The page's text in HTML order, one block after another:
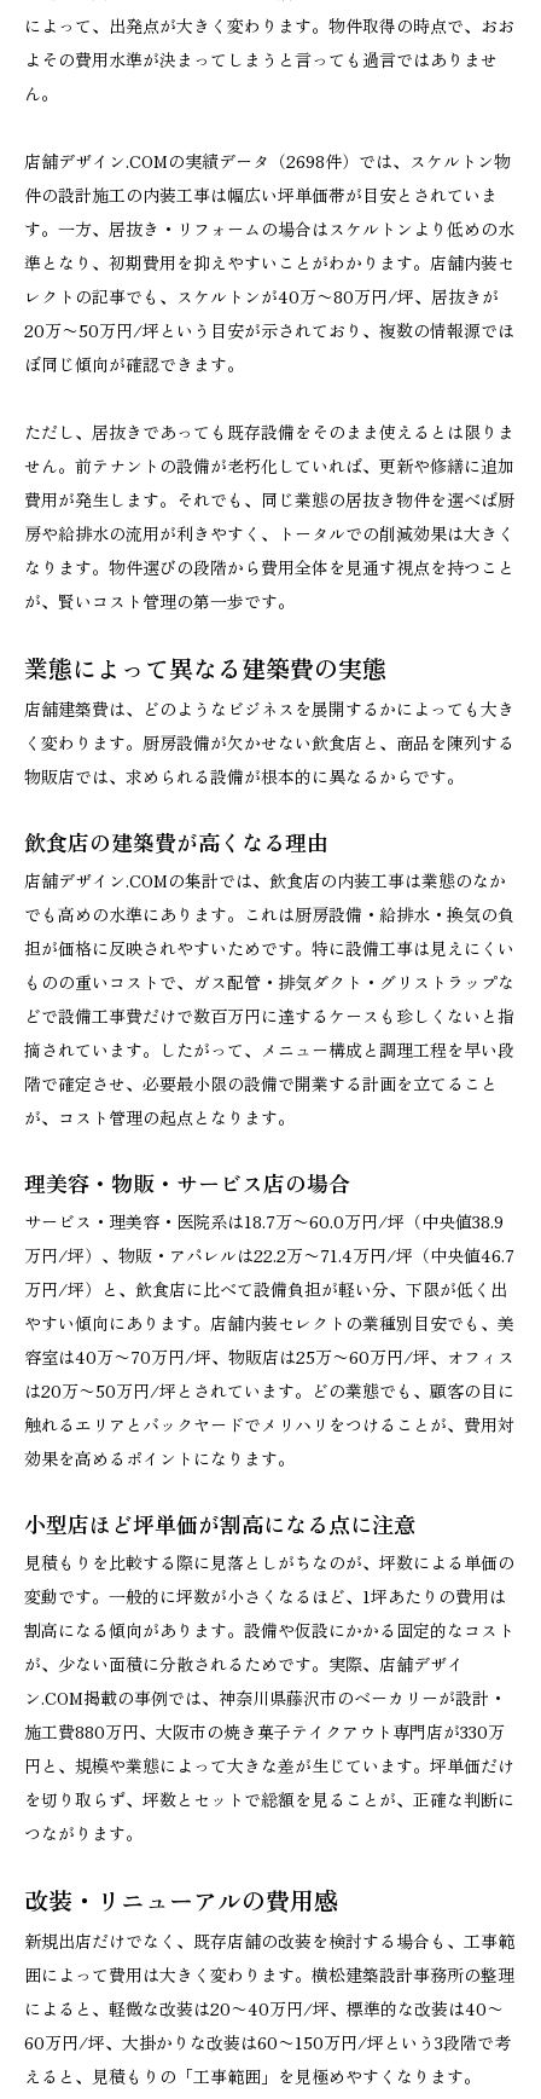
によって、出発点が大きく変わります。物件取得の時点で、おお
よその費用水準が決まってしまうと言っても過言ではありませ
ん。
店舗デザイン.COMの実績データ（2698件）では、スケルトン物
件の設計施工の内装工事は幅広い坪単価帯が目安とされていま
す。一方、居抜き・リフォームの場合はスケルトンより低めの水
準となり、初期費用を抑えやすいことがわかります。店舗内装セ
レクトの記事でも、スケルトンが40万〜80万円/坪、居抜きが
20万〜50万円/坪という目安が示されており、複数の情報源でほ
ぼ同じ傾向が確認できます。
ただし、居抜きであっても既存設備をそのまま使えるとは限りま
せん。前テナントの設備が老朽化していれば、更新や修繕に追加
費用が発生します。それでも、同じ業態の居抜き物件を選べば厨
房や給排水の流用が利きやすく、トータルでの削減効果は大きく
なります。物件選びの段階から費用全体を見通す視点を持つこと
が、賢いコスト管理の第一歩です。
業態によって異なる建築費の実態
店舗建築費は、どのようなビジネスを展開するかによっても大き
く変わります。厨房設備が欠かせない飲食店と、商品を陳列する
物販店では、求められる設備が根本的に異なるからです。
飲食店の建築費が高くなる理由
店舗デザイン.COMの集計では、飲食店の内装工事は業態のなか
でも高めの水準にあります。これは厨房設備・給排水・換気の負
担が価格に反映されやすいためです。特に設備工事は見えにくい
ものの重いコストで、ガス配管・排気ダクト・グリストラップな
どで設備工事費だけで数百万円に達するケースも珍しくないと指
摘されています。したがって、メニュー構成と調理工程を早い段
階で確定させ、必要最小限の設備で開業する計画を立てること
が、コスト管理の起点となります。
理美容・物販・サービス店の場合
サービス・理美容・医院系は18.7万〜60.0万円/坪（中央値38.9
万円/坪）、物販・アパレルは22.2万〜71.4万円/坪（中央値46.7
万円/坪）と、飲食店に比べて設備負担が軽い分、下限が低く出
やすい傾向にあります。店舗内装セレクトの業種別目安でも、美
容室は40万〜70万円/坪、物販店は25万〜60万円/坪、オフィス
は20万〜50万円/坪とされています。どの業態でも、顧客の目に
触れるエリアとバックヤードでメリハリをつけることが、費用対
効果を高めるポイントになります。
小型店ほど坪単価が割高になる点に注意
見積もりを比較する際に見落としがちなのが、坪数による単価の
変動です。一般的に坪数が小さくなるほど、1坪あたりの費用は
割高になる傾向があります。設備や仮設にかかる固定的なコスト
が、少ない面積に分散されるためです。実際、店舗デザイ
ン.COM掲載の事例では、神奈川県藤沢市のベーカリーが設計・
施工費880万円、大阪市の焼き菓子テイクアウト専門店が330万
円と、規模や業態によって大きな差が生じています。坪単価だけ
を切り取らず、坪数とセットで総額を見ることが、正確な判断に
つながります。
改装・リニューアルの費用感
新規出店だけでなく、既存店舗の改装を検討する場合も、工事範
囲によって費用は大きく変わります。横松建築設計事務所の整理
によると、軽微な改装は20〜40万円/坪、標準的な改装は40〜
60万円/坪、大掛かりな改装は60〜150万円/坪という3段階で考
えると、見積もりの「工事範囲」を見極めやすくなります。